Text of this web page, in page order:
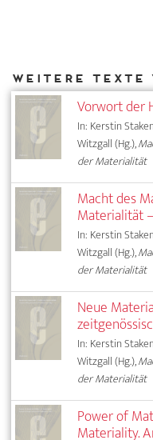
Vorwort der
In: Kerstin
Witzgall (Hg.),
der Materialität
Macht des
Materialität
In: Kerstin
Witzgall (Hg.),
der Materialität
Neue
In: Kerstin
Witzgall (Hg.),
der Materialität
Power of
Materiality.